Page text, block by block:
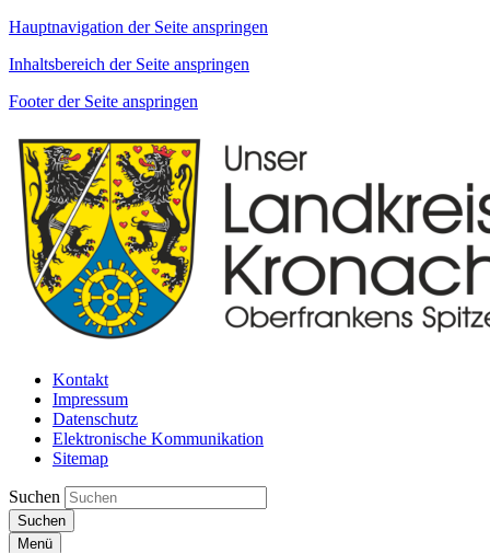
Hauptnavigation der Seite anspringen
Inhaltsbereich der Seite anspringen
Footer der Seite anspringen
Kontakt
Impressum
Datenschutz
Elektronische Kommunikation
Sitemap
Suchen
Suchen
Menü